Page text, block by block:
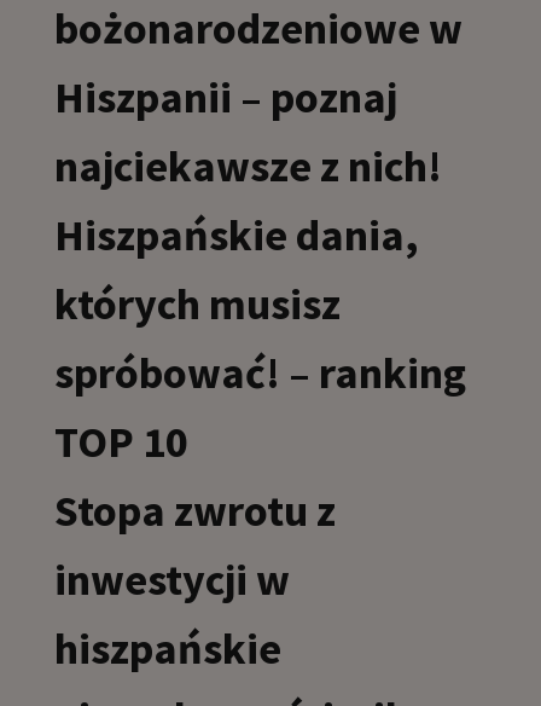
bożonarodzeniowe w
Hiszpanii – poznaj
najciekawsze z nich!
Hiszpańskie dania,
których musisz
spróbować! – ranking
TOP 10
Stopa zwrotu z
inwestycji w
hiszpańskie